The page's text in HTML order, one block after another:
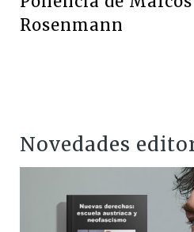
Rosenmann
Novedades